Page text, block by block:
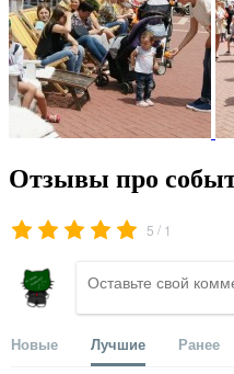
Отзывы про
5 / 1
Новые Лучшие Ранее